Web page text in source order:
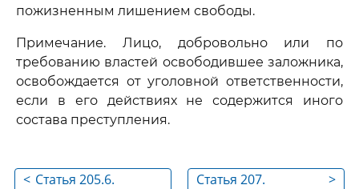
пожизненным лишением свободы.
Примечание. Лицо, добровольно или по
требованию властей освободившее заложника,
освобождается от уголовной ответственности,
если в его действиях не содержится иного
состава преступления.
< Статья 205.6.
>
Статья 207.